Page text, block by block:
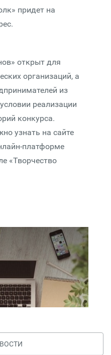
придет на
открыт для
организаций, а
из
реализации
конкурса.
узнать на сайте
платформе
«Творчество